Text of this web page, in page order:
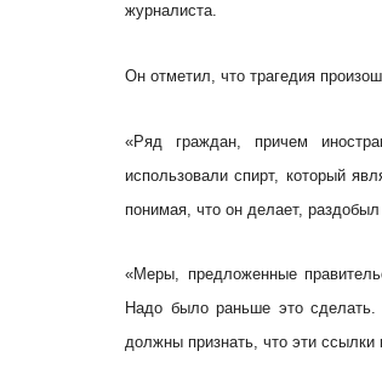
журналиста.
Он отметил, что трагедия
«Ряд граждан, причем
использовали спирт, который
понимая, что он делает, раздобыл
«Меры, предложенные
Надо было раньше это
должны признать, что эти